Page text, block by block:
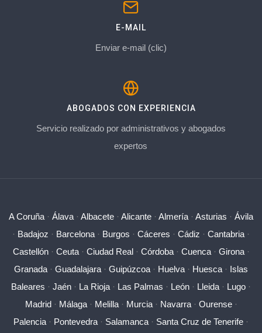
E-MAIL
Enviar e-mail (clic)
ABOGADOS CON EXPERIENCIA
Servicio realizado por administrativos y abogados
expertos
A Coruña · Álava · Albacete · Alicante · Almería · Asturias · Ávila
· Badajoz · Barcelona · Burgos · Cáceres · Cádiz · Cantabria ·
Castellón· Ceuta· Ciudad Real· Córdoba· Cuenca· Girona·
Granada · Guadalajara · Guipúzcoa · Huelva · Huesca · Islas
Baleares · Jaén · La Rioja · Las Palmas · León · Lleida · Lugo ·
Madrid· Málaga· Melilla· Murcia· Navarra· Ourense·
Palencia · Pontevedra · Salamanca · Santa Cruz de Tenerife ·